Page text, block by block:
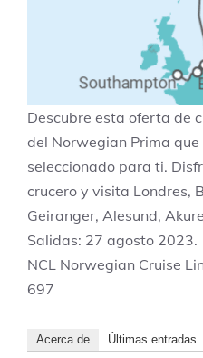
Descubre esta oferta de
del Norwegian Prima que
seleccionado para ti.
crucero y visita Londres,
Geiranger, Alesund,
Salidas: 27 agosto 2023.
NCL Norwegian Cruise
697
Acerca de Últimas entradas